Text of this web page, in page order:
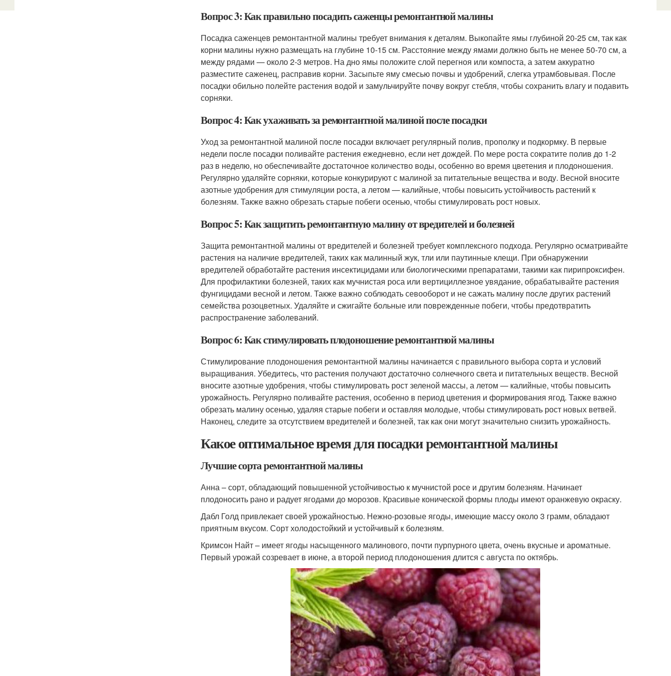
Вопрос 3: Как правильно посадить саженцы ремонтантной малины
Посадка саженцев ремонтантной малины требует внимания к деталям. Выкопайте ямы глубиной 20-25 см, так как
корни малины нужно размещать на глубине 10-15 см. Расстояние между ямами должно быть не менее 50-70 см, а
между рядами — около 2-3 метров. На дно ямы положите слой перегноя или компоста, а затем аккуратно
разместите саженец, расправив корни. Засыпьте яму смесью почвы и удобрений, слегка утрамбовывая. После
посадки обильно полейте растения водой и замульчируйте почву вокруг стебля, чтобы сохранить влагу и подавить
сорняки.
Вопрос 4: Как ухаживать за ремонтантной малиной после посадки
Уход за ремонтантной малиной после посадки включает регулярный полив, прополку и подкормку. В первые
недели после посадки поливайте растения ежедневно, если нет дождей. По мере роста сократите полив до 1-2
раз в неделю, но обеспечивайте достаточное количество воды, особенно во время цветения и плодоношения.
Регулярно удаляйте сорняки, которые конкурируют с малиной за питательные вещества и воду. Весной вносите
азотные удобрения для стимуляции роста, а летом — калийные, чтобы повысить устойчивость растений к
болезням. Также важно обрезать старые побеги осенью, чтобы стимулировать рост новых.
Вопрос 5: Как защитить ремонтантную малину от вредителей и болезней
Защита ремонтантной малины от вредителей и болезней требует комплексного подхода. Регулярно осматривайте
растения на наличие вредителей, таких как малинный жук, тли или паутинные клещи. При обнаружении
вредителей обработайте растения инсектицидами или биологическими препаратами, такими как пирипроксифен.
Для профилактики болезней, таких как мучнистая роса или вертициллезное увядание, обрабатывайте растения
фунгицидами весной и летом. Также важно соблюдать севооборот и не сажать малину после других растений
семейства розоцветных. Удаляйте и сжигайте больные или поврежденные побеги, чтобы предотвратить
распространение заболеваний.
Вопрос 6: Как стимулировать плодоношение ремонтантной малины
Стимулирование плодоношения ремонтантной малины начинается с правильного выбора сорта и условий
выращивания. Убедитесь, что растения получают достаточно солнечного света и питательных веществ. Весной
вносите азотные удобрения, чтобы стимулировать рост зеленой массы, а летом — калийные, чтобы повысить
урожайность. Регулярно поливайте растения, особенно в период цветения и формирования ягод. Также важно
обрезать малину осенью, удаляя старые побеги и оставляя молодые, чтобы стимулировать рост новых ветвей.
Наконец, следите за отсутствием вредителей и болезней, так как они могут значительно снизить урожайность.
Какое оптимальное время для посадки ремонтантной малины
Лучшие сорта ремонтантной малины
Анна – сорт, обладающий повышенной устойчивостью к мучнистой росе и другим болезням. Начинает
плодоносить рано и радует ягодами до морозов. Красивые конической формы плоды имеют оранжевую окраску.
Дабл Голд привлекает своей урожайностью. Нежно-розовые ягоды, имеющие массу около 3 грамм, обладают
приятным вкусом. Сорт холодостойкий и устойчивый к болезням.
Кримсон Найт – имеет ягоды насыщенного малинового, почти пурпурного цвета, очень вкусные и ароматные.
Первый урожай созревает в июне, а второй период плодоношения длится с августа по октябрь.